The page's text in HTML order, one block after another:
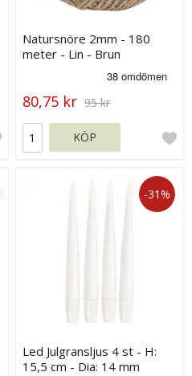
Natursnöre 2mm - 180
meter - Lin - Brun
80,75 kr 95 kr
KÖP
-31%
Led Julgransljus 4 st - H:
15,5 cm - Dia: 14 mm